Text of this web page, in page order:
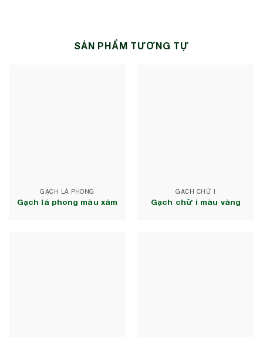
SẢN PHẨM TƯƠNG TỰ
GẠCH LÁ PHONG
Gạch lá phong màu xám
GẠCH CHỮ I
Gạch chữ i màu vàng